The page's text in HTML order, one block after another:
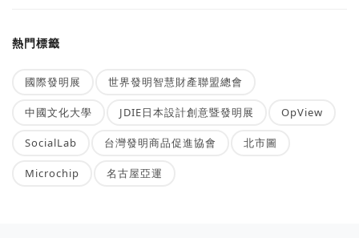
熱門標籤
國際發明展 世界發明智慧財產聯盟總會
中國文化大學 JDIE日本設計創意暨發明展 OpView
SocialLab 台灣發明商品促進協會 北市圖
Microchip 名古屋亞運